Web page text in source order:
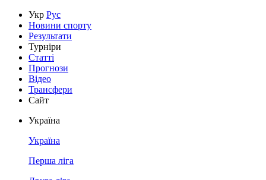
Укр Рус
Новини спорту
Результати
Турніри
Статті
Прогнози
Відео
Трансфери
Сайт
Україна
Україна
Перша ліга